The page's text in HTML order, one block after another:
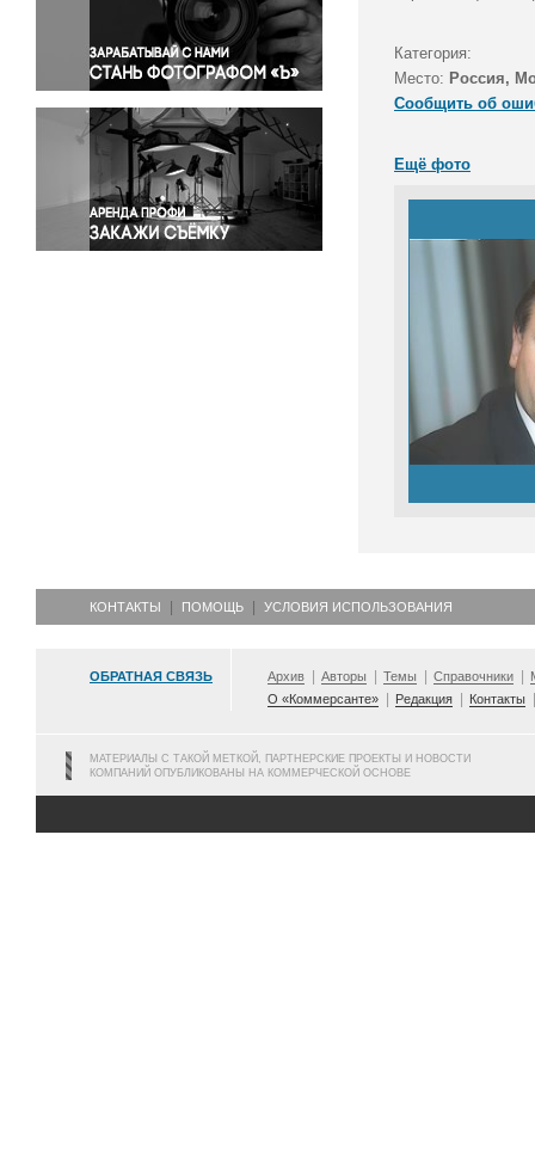
Правосудие
Происшествия и конфликты
Религия
Светская жизнь
Спорт
Экология
Экономика и бизнес
Категория:
Место: Россия,
Сообщить об
Ещё фото
КОНТАКТЫ ПОМОЩЬ УСЛОВИЯ ИСПОЛЬЗОВАНИЯ
ОБРАТНАЯ СВЯЗЬ Архив Авторы Темы Справочники
О «Коммерсанте»
Редакция Контакты
МАТЕРИАЛЫ С ТАКОЙ МЕТКОЙ, ПАРТНЕРСКИЕ ПРОЕКТЫ И НОВОСТИ
КОМПАНИЙ ОПУБЛИКОВАНЫ НА КОММЕРЧЕСКОЙ ОСНОВЕ